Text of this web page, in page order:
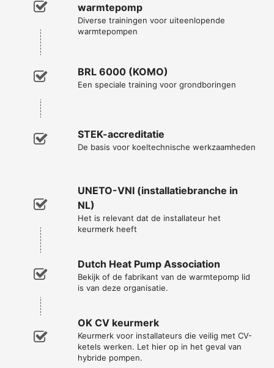
warmtepomp
Diverse trainingen voor uiteenlopende
warmtepompen
BRL 6000 (KOMO)
Een speciale training voor grondboringen
STEK-accreditatie
De basis voor koeltechnische werkzaamheden
UNETO-VNI (installatiebranche in
NL)
Het is relevant dat de installateur het
keurmerk heeft
Dutch Heat Pump Association
Bekijk of de fabrikant van de warmtepomp lid
is van deze organisatie.
OK CV keurmerk
Keurmerk voor installateurs die veilig met CV-
ketels werken. Let hier op in het geval van
hybride pompen.